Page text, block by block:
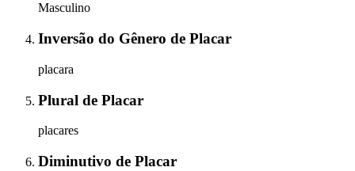
Masculino
Inversão do Gênero de Placar
placara
Plural de Placar
placares
Diminutivo de Placar